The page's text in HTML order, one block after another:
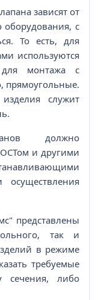
зависят от
оборудования, с
То есть, для
используются
для монтажа с
прямоугольные.
служит
должно
и другими
представлены
так и
в режиме
требуемые
либо